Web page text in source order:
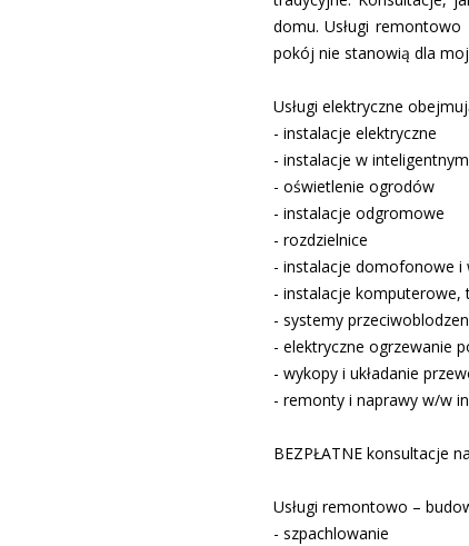
domu. Usługi
pokój nie stanowią dla
Usługi elektryczne
- instalacje elektryczne
- instalacje w
- oświetlenie ogrodów
- instalacje odgromowe
- rozdzielnice
- instalacje domofonowe
- instalacje komputerowe,
- systemy
- elektryczne ogrzewanie
- wykopy i układanie
- remonty i naprawy w/w
BEZPŁATNE konsultacje
Usługi remontowo –
- szpachlowanie